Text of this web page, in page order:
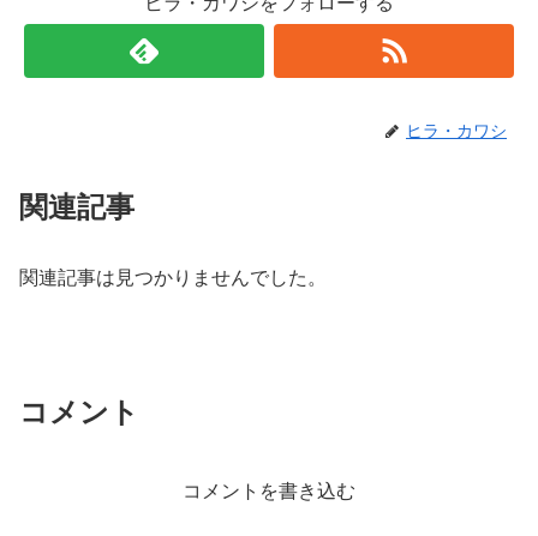
ヒラ・カワシ
関連記事
関連記事は見つかりませんでした。
コメント
コメントを書き込む